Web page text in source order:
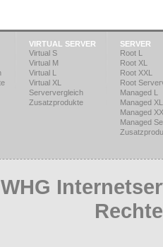
VIRTUAL SERVER
Virtual S
Virtual M
Virtual L
Virtual XL
Serververgleich
Zusatzprodukte
SERVER
Root L
Root XL
Root XXL
Root
Managed L
Managed XL
Managed
Managed